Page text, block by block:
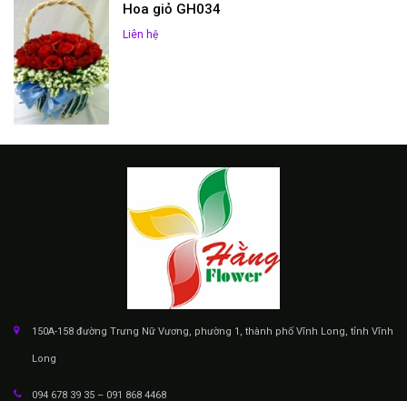
Hoa giỏ GH034
Liên hệ
150A-158 đường Trưng Nữ Vương, phường 1, thành phố Vĩnh Long, tỉnh Vĩnh
Long
094 678 39 35 – 091 868 4468